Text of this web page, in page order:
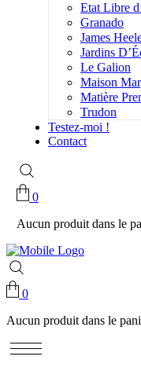
Etat Libre
Granado
James
Jardins
Le Galion
Maison
Matière
Trudon
Testez-moi !
Contact
0
Aucun produit dans le
0
Aucun produit dans le